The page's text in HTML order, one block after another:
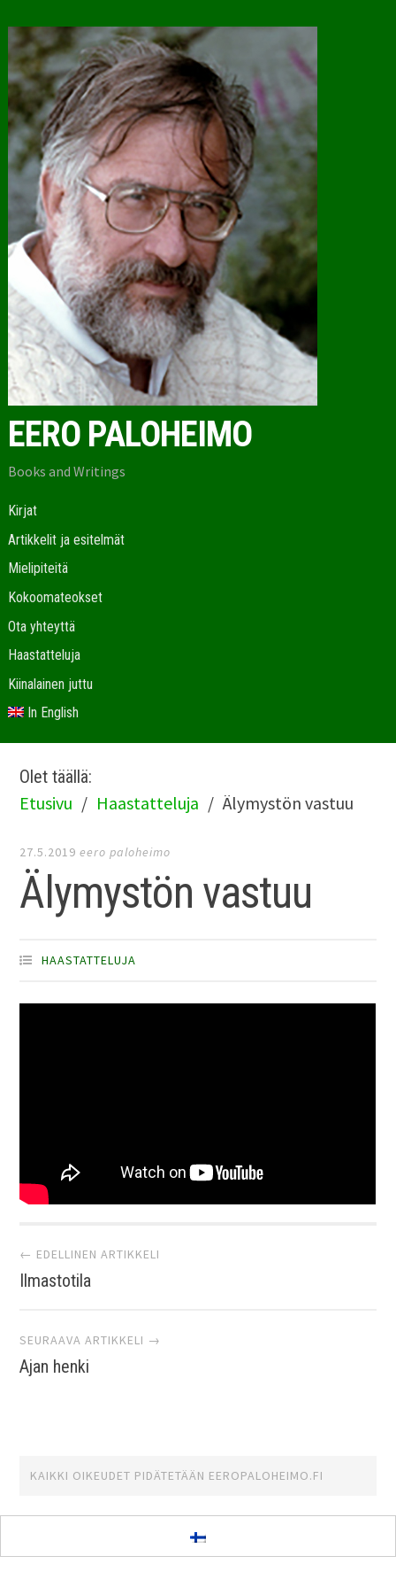
EERO PALOHEIMO
Books and Writings
Kirjat
Artikkelit ja esitelmät
Mielipiteitä
Kokoomateokset
Ota yhteyttä
Haastatteluja
Kiinalainen juttu
In English
Olet täällä:
Etusivu Haastatteluja Älymystön vastuu
27.5.2019 eero paloheimo
Älymystön vastuu
HAASTATTELUJA
Artikkelien
selaus
← EDELLINEN ARTIKKELI
Ilmastotila
SEURAAVA ARTIKKELI →
Ajan henki
KAIKKI OIKEUDET PIDÄTETÄÄN EEROPALOHEIMO.FI